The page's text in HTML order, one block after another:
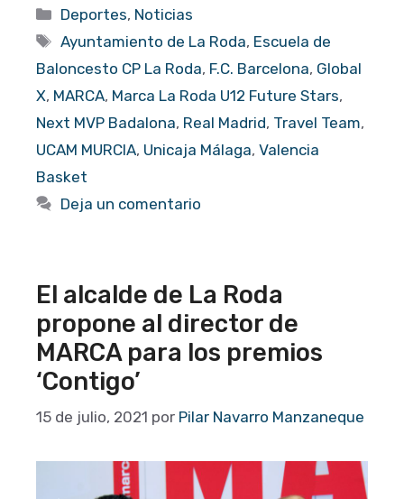
Categorías
Deportes, Noticias
Etiquetas
Ayuntamiento de La Roda, Escuela de
Baloncesto CP La Roda, F.C. Barcelona, Global
X, MARCA, Marca La Roda U12 Future Stars,
Next MVP Badalona, Real Madrid, Travel Team,
UCAM MURCIA, Unicaja Málaga, Valencia
Basket
Deja un comentario
El alcalde de La Roda
propone al director de
MARCA para los premios
‘Contigo’
15 de julio, 2021 por Pilar Navarro Manzaneque